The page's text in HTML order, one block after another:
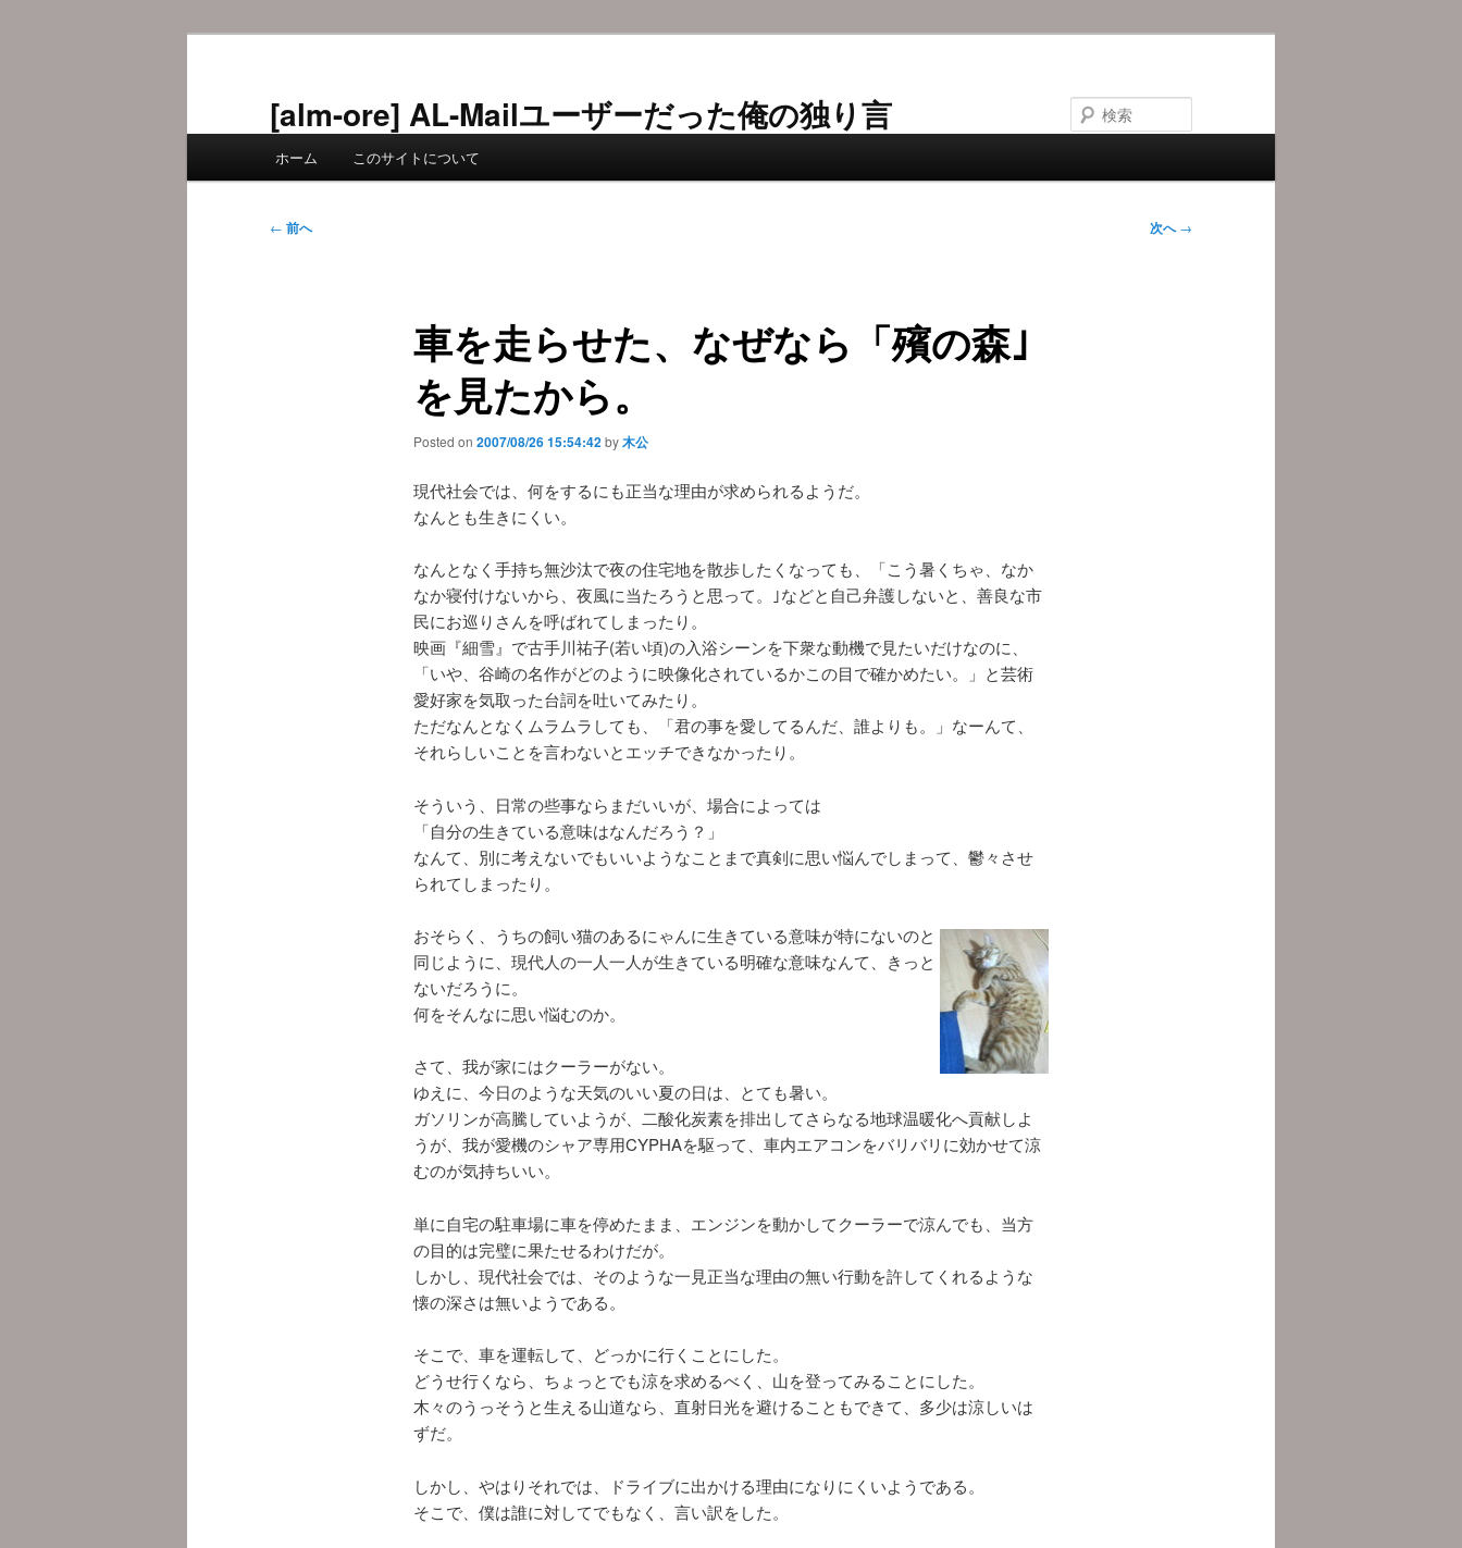
[alm-ore] AL-Mailユーザーだった俺の独り言
索
ホーム このサイトについて
投
← 前へ 次へ→
車を走らせた、なぜなら「殯の森｣
を見たから。
Posted on 2007/08/26 15:54:42by木公
現代社会では、何をするにも正当な理由が求められるようだ。
なんとも生きにくい。
なんとなく手持ち無沙汰で夜の住宅地を散歩したくなっても、「こう暑くちゃ、なか
なか寝付けないから、夜風に当たろうと思って。｣などと自己弁護しないと、善良な市
民にお巡りさんを呼ばれてしまったり。
映画『細雪』で古手川祐子(若い頃)の入浴シーンを下衆な動機で見たいだけなのに、
「いや、谷崎の名作がどのように映像化されているかこの目で確かめたい。」と芸術
愛好家を気取った台詞を吐いてみたり。
ただなんとなくムラムラしても、「君の事を愛してるんだ、誰よりも。」なーんて、
それらしいことを言わないとエッチできなかったり。
そういう、日常の些事ならまだいいが、場合によっては
「自分の生きている意味はなんだろう？」
なんて、別に考えないでもいいようなことまで真剣に思い悩んでしまって、鬱々させ
られてしまったり。
おそらく、うちの飼い猫のあるにゃんに生きている意味が特にないのと
同じように、現代人の一人一人が生きている明確な意味なんて、きっと
ないだろうに。
何をそんなに思い悩むのか。
さて、我が家にはクーラーがない。
ゆえに、今日のような天気のいい夏の日は、とても暑い。
ガソリンが高騰していようが、二酸化炭素を排出してさらなる地球温暖化へ貢献しよ
うが、我が愛機のシャア専用CYPHAを駆って、車内エアコンをバリバリに効かせて涼
むのが気持ちいい。
単に自宅の駐車場に車を停めたまま、エンジンを動かしてクーラーで涼んでも、当方
の目的は完璧に果たせるわけだが。
しかし、現代社会では、そのような一見正当な理由の無い行動を許してくれるような
懐の深さは無いようである。
そこで、車を運転して、どっかに行くことにした。
どうせ行くなら、ちょっとでも涼を求めるべく、山を登ってみることにした。
木々のうっそうと生える山道なら、直射日光を避けることもできて、多少は涼しいは
ずだ。
しかし、やはりそれでは、ドライブに出かける理由になりにくいようである。
そこで、僕は誰に対してでもなく、言い訳をした。